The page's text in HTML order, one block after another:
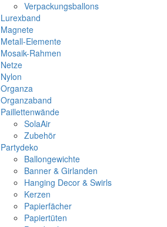
Verpackungsballons
Lurexband
Magnete
Metall-Elemente
Mosaik-Rahmen
Netze
Nylon
Organza
Organzaband
Paillettenwände
SolaAir
Zubehör
Partydeko
Ballongewichte
Banner & Girlanden
Hanging Decor & Swirls
Kerzen
Papierfächer
Papiertüten